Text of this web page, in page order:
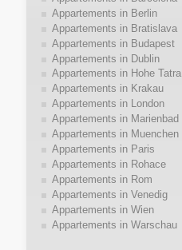
Appartements in Berlin
Appartements in Bratislava
Appartements in Budapest
Appartements in Dublin
Appartements in Hohe Tatra
Appartements in Krakau
Appartements in London
Appartements in Marienbad
Appartements in Muenchen
Appartements in Paris
Appartements in Rohace
Appartements in Rom
Appartements in Venedig
Appartements in Wien
Appartements in Warschau